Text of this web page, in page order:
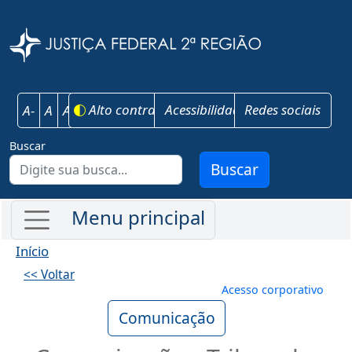
A- A A+ Alto contrasteAcessibilidadeRedes sociais
Buscar
Buscar
Início
<< Voltar
Menu de
Acesso corporativo
Comunicação